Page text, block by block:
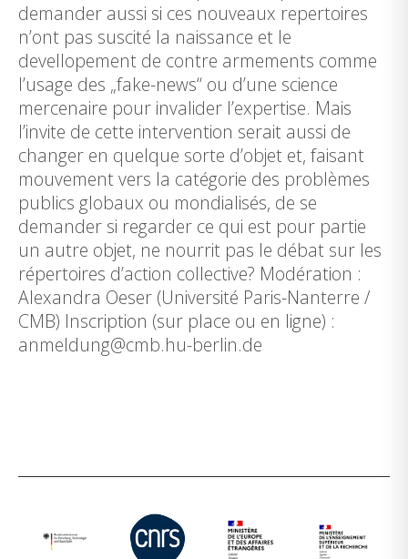
demander aussi si ces nouveaux repertoires
n’ont pas suscité la naissance et le
devellopement de contre armements comme
l’usage des „fake-news“ ou d’une science
mercenaire pour invalider l’expertise. Mais
l’invite de cette intervention serait aussi de
changer en quelque sorte d’objet et, faisant
mouvement vers la catégorie des problèmes
publics globaux ou mondialisés, de se
demander si regarder ce qui est pour partie
un autre objet, ne nourrit pas le débat sur les
répertoires d’action collective? Modération :
Alexandra Oeser (Université Paris-Nanterre /
CMB) Inscription (sur place ou en ligne) :
anmeldung@cmb.hu-berlin.de